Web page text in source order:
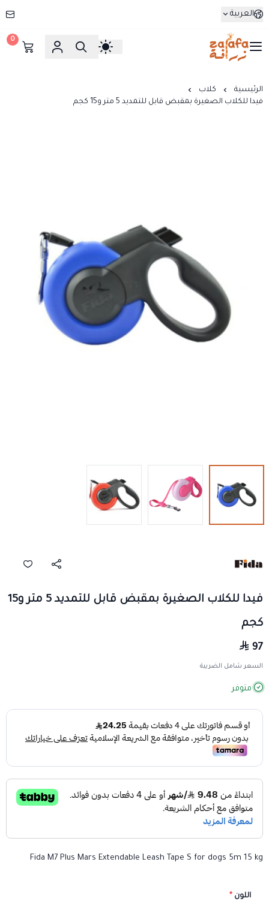
العربية
زرافة
0
الرئيسية
كلاب
فيدا للكلاب الصغيرة بمقبض قابل للتمديد 5 متر و15 كجم
فيدا للكلاب الصغيرة بمقبض قابل للتمديد 5 متر و15
كجم
97
السعر شامل الضريبة
متوفر
Fida M7 Plus Mars Extendable Leash Tape S for dogs 5m 15 kg
اللون *